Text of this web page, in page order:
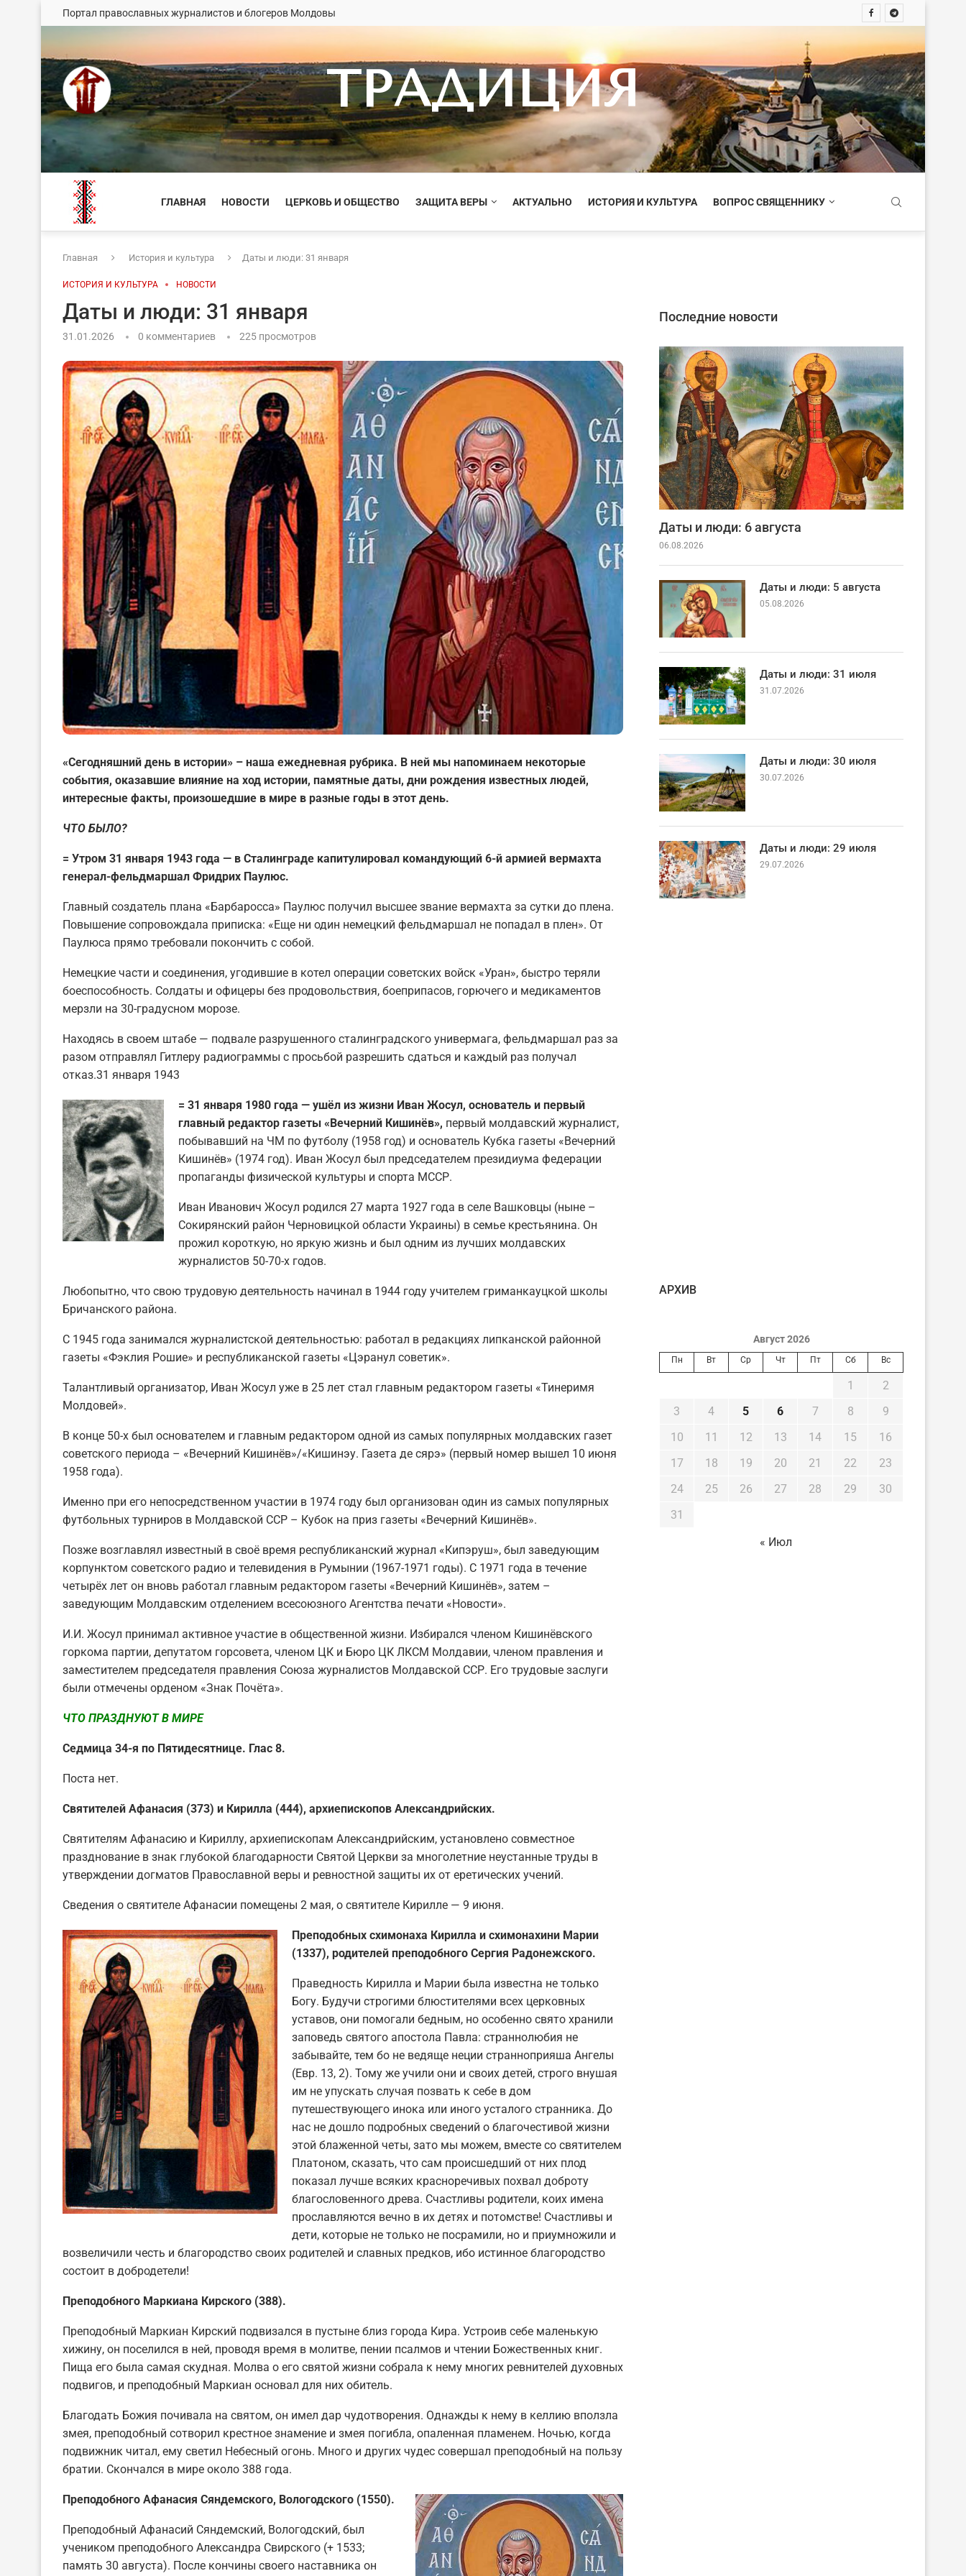
Портал православных журналистов и блогеров Молдовы
ТРАДИЦИЯ
ГЛАВНАЯ НОВОСТИ ЦЕРКОВЬ И ОБЩЕСТВО ЗАЩИТА ВЕРЫ АКТУАЛЬНО ИСТОРИЯ И КУЛЬТУРА ВОПРОС СВЯЩЕННИКУ
Главная История и культура Даты и люди: 31 января
ИСТОРИЯ И КУЛЬТУРА НОВОСТИ
Даты и люди: 31 января
31.01.2026 0 комментариев 225 просмотров
«Сегодняшний день в истории» – наша ежедневная рубрика. В ней мы напоминаем некоторые
события, оказавшие влияние на ход истории, памятные даты, дни рождения известных людей,
интересные факты, произошедшие в мире в разные годы в этот день.
ЧТО БЫЛО?
= Утром 31 января 1943 года — в Сталинграде капитулировал командующий 6-й армией вермахта
генерал-фельдмаршал Фридрих Паулюс.
Главный создатель плана «Барбаросса» Паулюс получил высшее звание вермахта за сутки до плена.
Повышение сопровождала приписка: «Еще ни один немецкий фельдмаршал не попадал в плен». От
Паулюса прямо требовали покончить с собой.
Немецкие части и соединения, угодившие в котел операции советских войск «Уран», быстро теряли
боеспособность. Солдаты и офицеры без продовольствия, боеприпасов, горючего и медикаментов
мерзли на 30-градусном морозе.
Находясь в своем штабе — подвале разрушенного сталинградского универмага, фельдмаршал раз за
разом отправлял Гитлеру радиограммы с просьбой разрешить сдаться и каждый раз получал
отказ.31 января 1943
= 31 января 1980 года — ушёл из жизни Иван Жосул, основатель и первый
главный редактор газеты «Вечерний Кишинёв», первый молдавский журналист,
побывавший на ЧМ по футболу (1958 год) и основатель Кубка газеты «Вечерний
Кишинёв» (1974 год). Иван Жосул был председателем президиума федерации
пропаганды физической культуры и спорта МССР.
Иван Иванович Жосул родился 27 марта 1927 года в селе Вашковцы (ныне –
Сокирянский район Черновицкой области Украины) в семье крестьянина. Он
прожил короткую, но яркую жизнь и был одним из лучших молдавских
журналистов 50-70-х годов.
Любопытно, что свою трудовую деятельность начинал в 1944 году учителем гриманкауцкой школы
Бричанского района.
С 1945 года занимался журналистской деятельностью: работал в редакциях липканской районной
газеты «Фэклия Рошие» и республиканской газеты «Цэранул советик».
Талантливый организатор, Иван Жосул уже в 25 лет стал главным редактором газеты «Тинеримя
Молдовей».
В конце 50-х был основателем и главным редактором одной из самых популярных молдавских газет
советского периода – «Вечерний Кишинёв»/«Кишинэу. Газета де сярэ» (первый номер вышел 10 июня
1958 года).
Именно при его непосредственном участии в 1974 году был организован один из самых популярных
футбольных турниров в Молдавской ССР – Кубок на приз газеты «Вечерний Кишинёв».
Позже возглавлял известный в своё время республиканский журнал «Кипэруш», был заведующим
корпунктом советского радио и телевидения в Румынии (1967-1971 годы). С 1971 года в течение
четырёх лет он вновь работал главным редактором газеты «Вечерний Кишинёв», затем –
заведующим Молдавским отделением всесоюзного Агентства печати «Новости».
И.И. Жосул принимал активное участие в общественной жизни. Избирался членом Кишинёвского
горкома партии, депутатом горсовета, членом ЦК и Бюро ЦК ЛКСМ Молдавии, членом правления и
заместителем председателя правления Союза журналистов Молдавской ССР. Его трудовые заслуги
были отмечены орденом «Знак Почёта».
ЧТО ПРАЗДНУЮТ В МИРЕ
Седмица 34-я по Пятидесятнице. Глас 8.
Поста нет.
Святителей Афанасия (373) и Кирилла (444), архиепископов Александрийских.
Святителям Афанасию и Кириллу, архиепископам Александрийским, установлено совместное
празднование в знак глубокой благодарности Святой Церкви за многолетние неустанные труды в
утверждении догматов Православной веры и ревностной защиты их от еретических учений.
Сведения о святителе Афанасии помещены 2 мая, о святителе Кирилле — 9 июня.
Преподобных схимонаха Кирилла и схимонахини Марии
(1337), родителей преподобного Сергия Радонежского.
Праведность Кирилла и Марии была известна не только
Богу. Будучи строгими блюстителями всех церковных
уставов, они помогали бедным, но особенно свято хранили
заповедь святого апостола Павла: страннолюбия не
забывайте, тем бо не ведяще неции странноприяша Ангелы
(Евр. 13, 2). Тому же учили они и своих детей, строго внушая
им не упускать случая позвать к себе в дом
путешествующего инока или иного усталого странника. До
нас не дошло подробных сведений о благочестивой жизни
этой блаженной четы, зато мы можем, вместе со святителем
Платоном, сказать, что сам происшедший от них плод
показал лучше всяких красноречивых похвал доброту
благословенного древа. Счастливы родители, коих имена
прославляются вечно в их детях и потомстве! Счастливы и
дети, которые не только не посрамили, но и приумножили и
возвеличили честь и благородство своих родителей и славных предков, ибо истинное благородство
состоит в добродетели!
Преподобного Маркиана Кирского (388).
Преподобный Маркиан Кирский подвизался в пустыне близ города Кира. Устроив себе маленькую
хижину, он поселился в ней, проводя время в молитве, пении псалмов и чтении Божественных книг.
Пища его была самая скудная. Молва о его святой жизни собрала к нему многих ревнителей духовных
подвигов, и преподобный Маркиан основал для них обитель.
Благодать Божия почивала на святом, он имел дар чудотворения. Однажды к нему в келлию вползла
змея, преподобный сотворил крестное знамение и змея погибла, опаленная пламенем. Ночью, когда
подвижник читал, ему светил Небесный огонь. Много и других чудес совершал преподобный на пользу
братии. Скончался в мире около 388 года.
Преподобного Афанасия Сяндемского, Вологодского (1550).
Преподобный Афанасий Сяндемский, Вологодский, был
учеником преподобного Александра Свирского (+ 1533;
память 30 августа). После кончины своего наставника он
Последние новости
Даты и люди: 6 августа
06.08.2026
Даты и люди: 5 августа
05.08.2026
Даты и люди: 31 июля
31.07.2026
Даты и люди: 30 июля
30.07.2026
Даты и люди: 29 июля
29.07.2026
AРХИВ
Август 2026
Пн Вт Ср Чт Пт Сб Вс
1
2
3
4 5 6 7 8
9
10
11 12 13 14 15
16
17
18 19 20 21 22
23
24
25 26 27 28 29
30
31
« Июл